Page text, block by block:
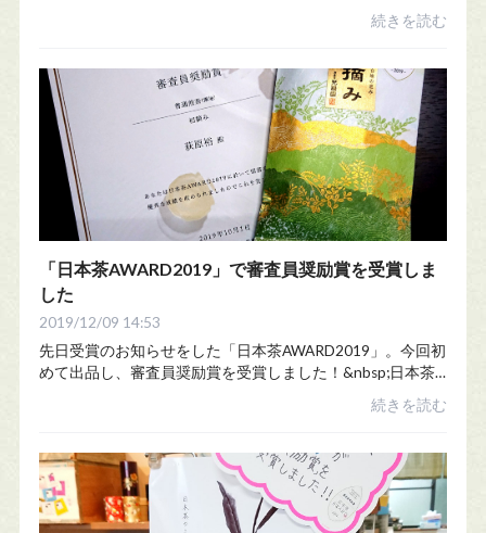
さい。【発売予定日】大走り 4月20日初 摘 4月26日頃
続きを読む
「日本茶AWARD2019」で審査員奨励賞を受賞しま
した
2019/12/09 14:53
先日受賞のお知らせをした「日本茶AWARD2019」。今回初
めて出品し、審査員奨励賞を受賞しました！&nbsp;日本茶
AWARD2019は最終審査に一般のお客さんが参加するとい
う、新しい審査法を取り入れた品評会です。この...
続きを読む